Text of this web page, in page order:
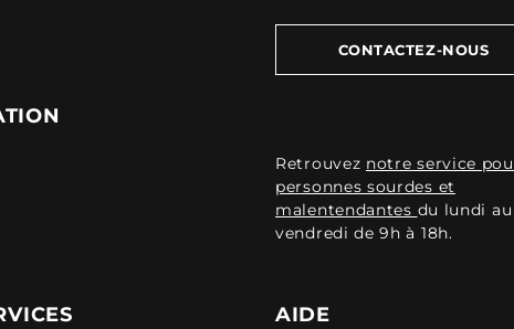
CONTACTEZ-NOUS
Retrouvez notre service
personnes sourdes et
malentendantes du lundi au
vendredi de 9h à 18h.
AIDE